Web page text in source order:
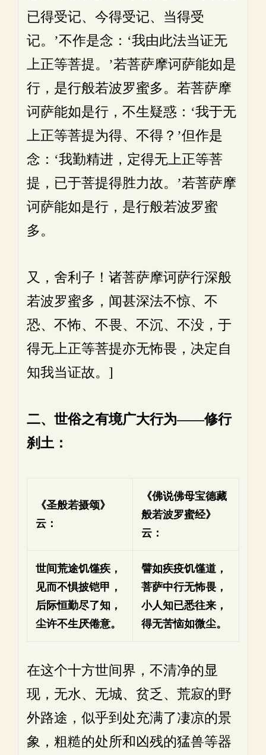
已得受记、今得受记、当得受
记。’不作是念：‘我由此法当证无
上正等菩提。’若菩萨摩诃萨能如是
行，是行般若波罗蜜多。若菩萨摩
诃萨能如是行，不生疑惑：‘我于无
上正等菩提为得、不得？’但作是
念：‘我勤精进，定得无上正等菩
提，已于菩提得胜力故。’若菩萨摩
诃萨能如是行，是行般若波罗蜜
多。
又，舍利子！诸菩萨摩诃萨行深般
若波罗蜜多，闻甚深法不惊、不
恐、不怖、不畏、不沉、不没，于
得无上正等菩提亦无怖畏，决定自
知我当证故。]
二、世俗之有境广大行为——修行
刹土：
《圣般若摄颂》
云：
《佛说佛母宝德藏
般若波罗蜜经》
云：
世间荒途饥馑疾，
见而不惧披铠甲，
后际恒勤尽了知，
尘许不生厌倦意。
譬如疾疫饥馑道，
菩萨中行无怖畏，
小人知已悉往来，
得无苦恼如微尘。
在这个十方世间界，不清净的显
现，无水、无城、贫乏、荒寂的野
外路途，似乎到处充满了凄凉的景
象，粗糙的处所和凶残的猛兽等器